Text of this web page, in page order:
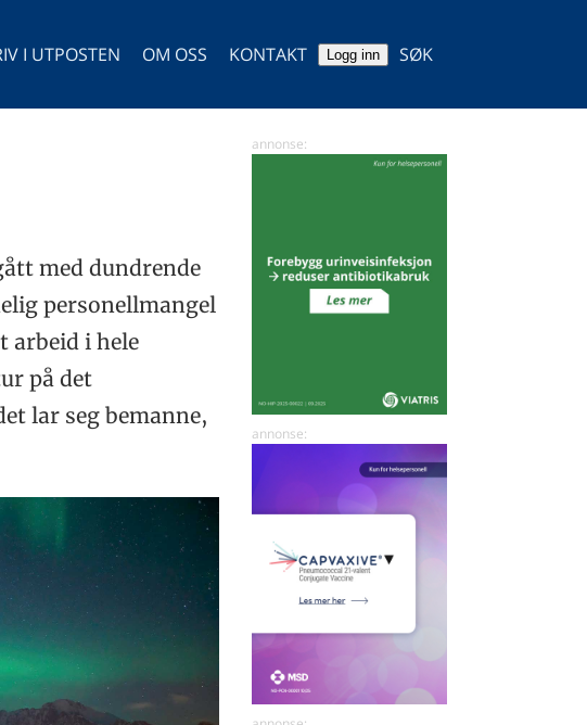
I UTPOSTEN OM OSS KONTAKT Logg inn SØK
med dundrende
personellmangel
arbeid i hele
på det
lar seg bemanne,